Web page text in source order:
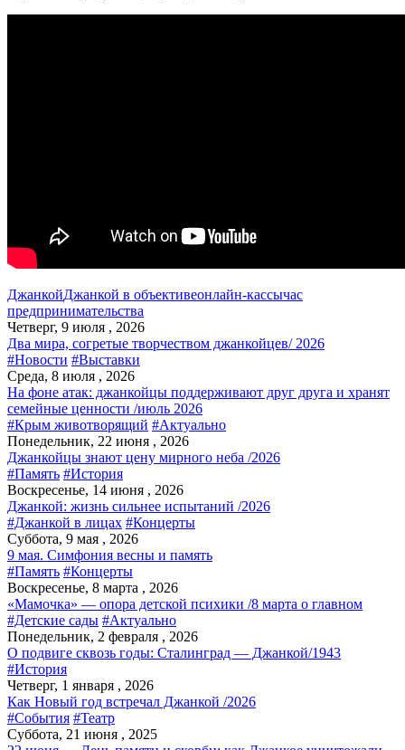
ДжанкойДжанкой в объективеонлайн-кассычас
предпринимательства
Четверг, 9 июля , 2026
Два мира, согретые творчеством джанкойцев/ 2026
#Новости #Выставки
Среда, 8 июля , 2026
На фоне атак: джанкойцы поддерживают друг друга и хранят
семейные ценности /июль 2026
#Крым животворящий #Актуально
Понедельник, 22 июня , 2026
Джанкойцы знают цену мирного неба /2026
#Память #История
Воскресенье, 14 июня , 2026
Джанкой: жизнь сильнее испытаний /2026
#Джанкой в лицах #Концерты
Суббота, 9 мая , 2026
9 мая. Симфония весны и память
#Память #Концерты
Воскресенье, 8 марта , 2026
«Мамочка» — опора детской психики /8 марта о главном
#Детские сады #Актуально
Понедельник, 2 февраля , 2026
О подвиге сквозь годы: Сталинград — Джанкой/1943
#История
Четверг, 1 января , 2026
Как Новый год встречал Джанкой /2026
#События #Театр
Суббота, 21 июня , 2025